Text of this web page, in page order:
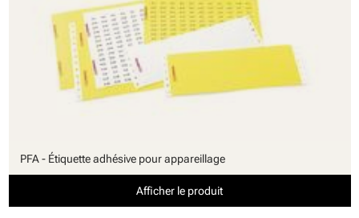
PFA - Étiquette adhésive pour appareillage
Afficher le produit